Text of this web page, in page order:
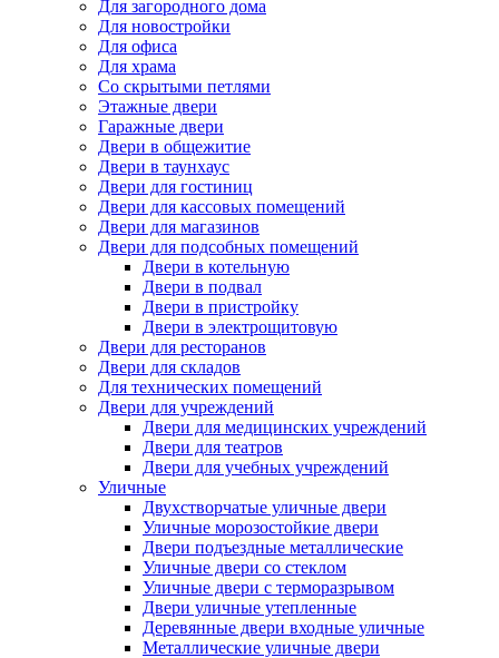
Для загородного дома
Для новостройки
Для офиса
Для храма
Со скрытыми петлями
Этажные двери
Гаражные двери
Двери в общежитие
Двери в таунхаус
Двери для гостиниц
Двери для кассовых помещений
Двери для магазинов
Двери для подсобных помещений
Двери в котельную
Двери в подвал
Двери в пристройку
Двери в электрощитовую
Двери для ресторанов
Двери для складов
Для технических помещений
Двери для учреждений
Двери для медицинских учреждений
Двери для театров
Двери для учебных учреждений
Уличные
Двухстворчатые уличные двери
Уличные морозостойкие двери
Двери подъездные металлические
Уличные двери со стеклом
Уличные двери с терморазрывом
Двери уличные утепленные
Деревянные двери входные уличные
Металлические уличные двери